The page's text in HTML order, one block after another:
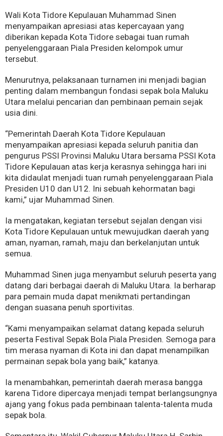
Wali Kota Tidore Kepulauan Muhammad Sinen
menyampaikan apresiasi atas kepercayaan yang
diberikan kepada Kota Tidore sebagai tuan rumah
penyelenggaraan Piala Presiden kelompok umur
tersebut.
Menurutnya, pelaksanaan turnamen ini menjadi bagian
penting dalam membangun fondasi sepak bola Maluku
Utara melalui pencarian dan pembinaan pemain sejak
usia dini.
“Pemerintah Daerah Kota Tidore Kepulauan
menyampaikan apresiasi kepada seluruh panitia dan
pengurus PSSI Provinsi Maluku Utara bersama PSSI Kota
Tidore Kepulauan atas kerja kerasnya sehingga hari ini
kita didaulat menjadi tuan rumah penyelenggaraan Piala
Presiden U10 dan U12. Ini sebuah kehormatan bagi
kami,” ujar Muhammad Sinen.
Ia mengatakan, kegiatan tersebut sejalan dengan visi
Kota Tidore Kepulauan untuk mewujudkan daerah yang
aman, nyaman, ramah, maju dan berkelanjutan untuk
semua.
Muhammad Sinen juga menyambut seluruh peserta yang
datang dari berbagai daerah di Maluku Utara. Ia berharap
para pemain muda dapat menikmati pertandingan
dengan suasana penuh sportivitas.
“Kami menyampaikan selamat datang kepada seluruh
peserta Festival Sepak Bola Piala Presiden. Semoga para
tim merasa nyaman di Kota ini dan dapat menampilkan
permainan sepak bola yang baik,” katanya.
Ia menambahkan, pemerintah daerah merasa bangga
karena Tidore dipercaya menjadi tempat berlangsungnya
ajang yang fokus pada pembinaan talenta-talenta muda
sepak bola.